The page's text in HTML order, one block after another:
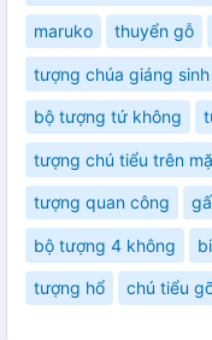
maruko thuyển gỗ
tượng chúa giáng sinh
bộ tượng tứ không
tượng chú tiểu trên
tượng quan công
bộ tượng 4 không
tượng hổ chú tiểu